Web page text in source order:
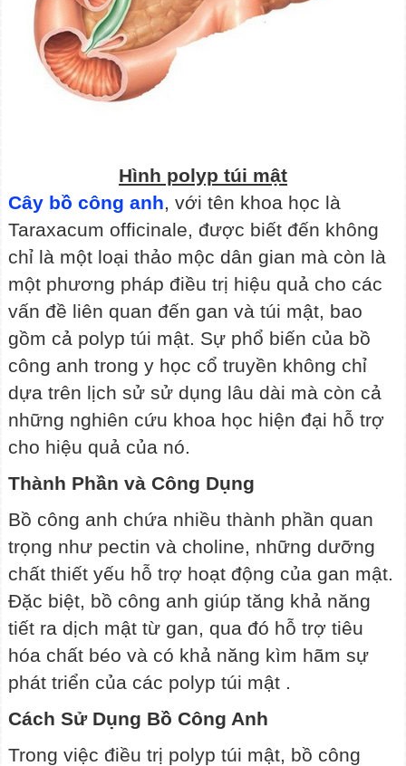
Hình polyp túi mật
Cây bồ công anh, với tên khoa học là
Taraxacum officinale, được biết đến không
chỉ là một loại thảo mộc dân gian mà còn là
một phương pháp điều trị hiệu quả cho các
vấn đề liên quan đến gan và túi mật, bao
gồm cả polyp túi mật. Sự phổ biến của bồ
công anh trong y học cổ truyền không chỉ
dựa trên lịch sử sử dụng lâu dài mà còn cả
những nghiên cứu khoa học hiện đại hỗ trợ
cho hiệu quả của nó.
Thành Phần và Công Dụng
Bồ công anh chứa nhiều thành phần quan
trọng như pectin và choline, những dưỡng
chất thiết yếu hỗ trợ hoạt động của gan mật.
Đặc biệt, bồ công anh giúp tăng khả năng
tiết ra dịch mật từ gan, qua đó hỗ trợ tiêu
hóa chất béo và có khả năng kìm hãm sự
phát triển của các polyp túi mật .
Cách Sử Dụng Bồ Công Anh
Trong việc điều trị polyp túi mật, bồ công